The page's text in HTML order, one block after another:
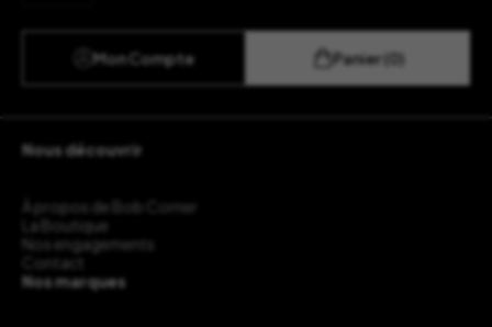
Mon Compte Panier (0)
Nous découvrir
À propos de Bob Corner
La Boutique
Nos engagements
Contact
Nos marques